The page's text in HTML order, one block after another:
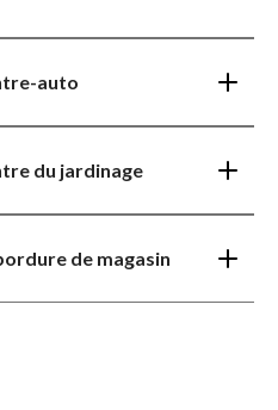
auto
du jardinage
de magasin